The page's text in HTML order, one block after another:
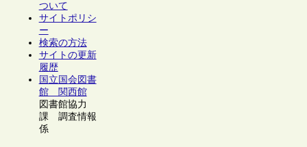
ついて
サイトポリシ
ー
検索の方法
サイトの更新
履歴
国立国会図書
館 関西館
図書館協力
課 調査情報
係